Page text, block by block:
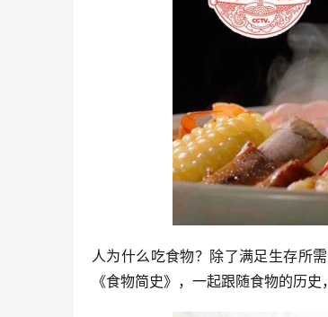
人为什么吃食物？除了满足生存所
《食物简史》，一起跟随食物的历